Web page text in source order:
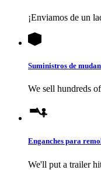
¡Enviamos de un
Suministros de
We sell hundreds
Enganches para
We'll put a trailer